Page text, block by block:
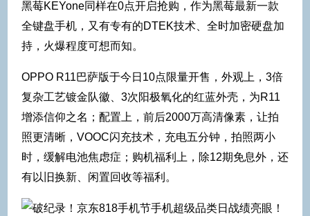
黑莓KEYone同样在0点开启抢购，作为黑莓最新一款
全键盘手机，又有专有的DTEK技术、全时加密硬盘加
持，火爆程度可想而知。
OPPO R11巴萨版于今日10点限量开售，外观上，3倍
复杂工艺镀金队徽、3次阳极氧化的红蓝外壳，为R11
增添信仰之名；配置上，前后2000万高清像素，让拍
照更清晰，VOOC闪充技术，充电五分钟，拍照两小
时，缓解电池焦虑症；购机福利上，除12期免息外，还
有以旧换新、闲置回收等福利。